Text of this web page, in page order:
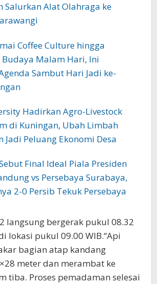
Salurkan Alat Olahraga ke
Coffee Culture hingga
Budaya Malam Hari, Ini
Sambut Hari Jadi ke-
Hadirkan Agro-Livestock
di Kuningan, Ubah Limbah
Jadi Peluang Ekonomi Desa
Final Ideal Piala Presiden
vs Persebaya Surabaya,
2-0 Persib Tekuk Persebaya
langsung bergerak pukul 08.32
lokasi pukul 09.00 WIB.“Api
bagian atap kandang
meter dan merambat ke
tiba. Proses pemadaman selesai